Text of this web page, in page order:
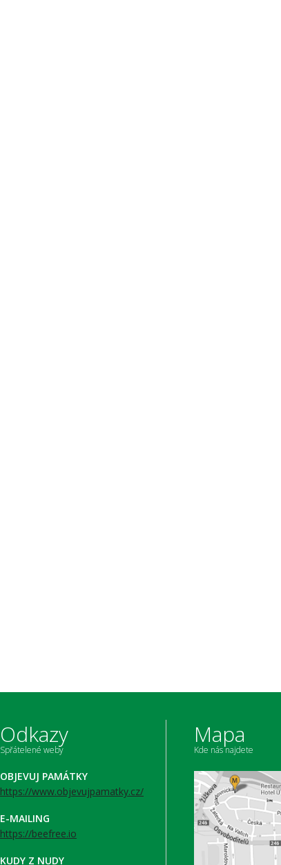
Odkazy
Spřátelené weby
OBJEVUJ PAMÁTKY
https://www.objevujpamatky.cz/
E-MAILING
https://beefree.io
KUDY Z NUDY
Mapa
Kde nás najdete